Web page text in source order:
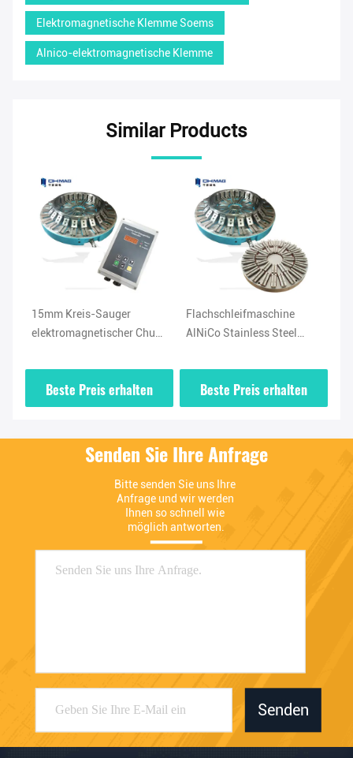
Elektromagnetische Klemme Soems
Alnico-elektromagnetische Klemme
Similar Products
15mm Kreis-Sauger
elektromagnetischer Chuck
versehen
Beste Preis erhalten
Flachschleifmaschine
AlNiCo Stainless Steel
Milling
Beste Preis erhalten
Senden Sie Ihre Anfrage
Bitte senden Sie uns Ihre
Anfrage und wir werden
Ihnen so schnell wie
möglich antworten.
Senden